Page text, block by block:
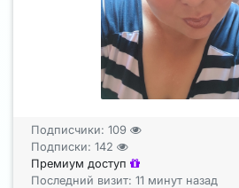
Подписчики: 109
Подписки: 142
Премиум доступ
Последний визит: 11 минут назад